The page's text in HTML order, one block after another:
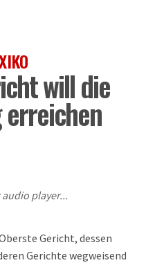
will die
player...
Gericht, dessen
Gerichte wegweisend